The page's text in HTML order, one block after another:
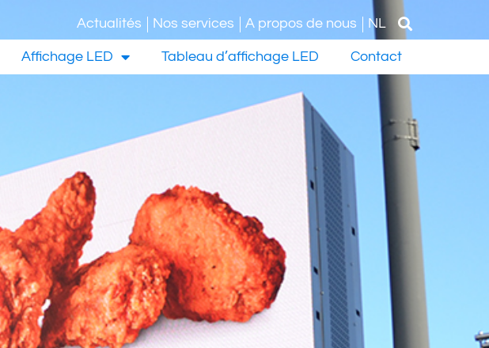
Actualités Nos services A propos de nous NL
Affichage LED Tableau d’affichage LED Contact